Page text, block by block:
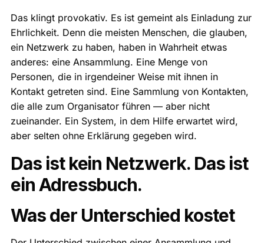
Das klingt provokativ. Es ist gemeint als Einladung zur
Ehrlichkeit. Denn die meisten Menschen, die glauben,
ein Netzwerk zu haben, haben in Wahrheit etwas
anderes: eine Ansammlung. Eine Menge von
Personen, die in irgendeiner Weise mit ihnen in
Kontakt getreten sind. Eine Sammlung von Kontakten,
die alle zum Organisator führen — aber nicht
zueinander. Ein System, in dem Hilfe erwartet wird,
aber selten ohne Erklärung gegeben wird.
Das ist kein Netzwerk. Das ist
ein Adressbuch.
Was der Unterschied kostet